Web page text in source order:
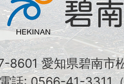
8601 愛知県碧南市